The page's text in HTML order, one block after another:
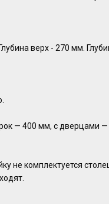
верх - 270 мм.
— 400 мм, с дверцами —
не комплектуется